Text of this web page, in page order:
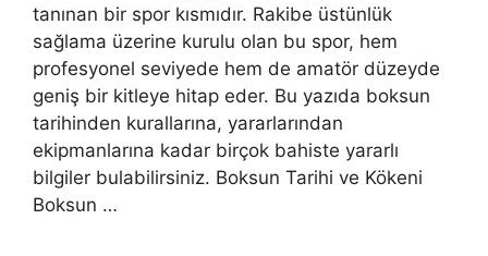
tanınan bir spor kısmıdır. Rakibe üstünlük
sağlama üzerine kurulu olan bu spor, hem
profesyonel seviyede hem de amatör düzeyde
geniş bir kitleye hitap eder. Bu yazıda boksun
tarihinden kurallarına, yararlarından
ekipmanlarına kadar birçok bahiste yararlı
bilgiler bulabilirsiniz. Boksun Tarihi ve Kökeni
Boksun …